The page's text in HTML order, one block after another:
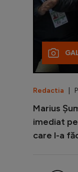
Redactia |
Marius
imediat
care l-a